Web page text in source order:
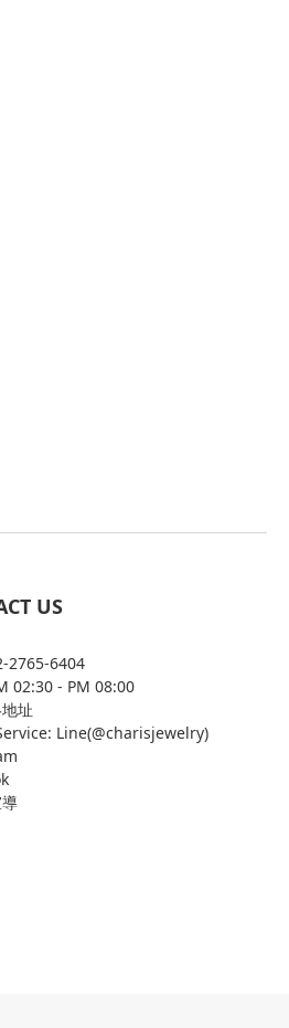
US
2765-6404
02:30 - PM 08:00
址
Line(@charisjewelry)